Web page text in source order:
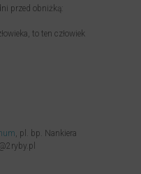
przed obniżką:
to ten człowiek
, pl. bp. Nankiera